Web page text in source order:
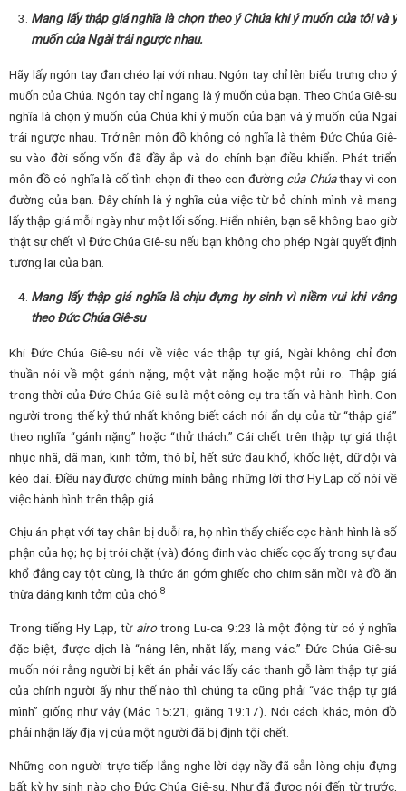
Mang lấy thập giá nghĩa là chọn theo ý Chúa khi ý muốn của tôi và ý
muốn của Ngài trái ngược nhau.
Hãy lấy ngón tay đan chéo lại với nhau. Ngón tay chỉ lên biểu trưng cho ý
muốn của Chúa. Ngón tay chỉ ngang là ý muốn của bạn. Theo Chúa Giê-su
nghĩa là chọn ý muốn của Chúa khi ý muốn của bạn và ý muốn của Ngài
trái ngược nhau. Trở nên môn đồ không có nghĩa là thêm Đức Chúa Giê-
su vào đời sống vốn đã đầy ắp và do chính bạn điều khiển. Phát triển
môn đồ có nghĩa là cố tình chọn đi theo con đường của Chúathay vì con
đường của bạn. Đây chính là ý nghĩa của việc từ bỏ chính mình và mang
lấy thập giá mỗi ngày như một lối sống. Hiển nhiên, bạn sẽ không bao giờ
thật sự chết vì Đức Chúa Giê-su nếu bạn không cho phép Ngài quyết định
tương lai của bạn.
Mang lấy thập giá nghĩa là chịu đựng hy sinh vì niềm vui khi vâng
theo Đức Chúa Giê-su
Khi Đức Chúa Giê-su nói về việc vác thập tự giá, Ngài không chỉ đơn
thuần nói về một gánh nặng, một vật nặng hoặc một rủi ro. Thập giá
trong thời của Đức Chúa Giê-su là một công cụ tra tấn và hành hình. Con
người trong thế kỷ thứ nhất không biết cách nói ẩn dụ của từ “thập giá”
theo nghĩa “gánh nặng” hoặc “thử thách.” Cái chết trên thập tự giá thật
nhục nhã, dã man, kinh tởm, thô bỉ, hết sức đau khổ, khốc liệt, dữ dội và
kéo dài. Điều này được chứng minh bằng những lời thơ Hy Lạp cổ nói về
việc hành hình trên thập giá.
Chịu án phạt với tay chân bị duỗi ra, họ nhìn thấy chiếc cọc hành hình là số
phận của họ; họ bị trói chặt (và) đóng đinh vào chiếc cọc ấy trong sự đau
khổ đắng cay tột cùng, là thức ăn gớm ghiếc cho chim săn mồi và đồ ăn
thừa đáng kinh tởm của chó.8
Trong tiếng Hy Lạp, từ airotrong Lu-ca 9:23 là một động từ có ý nghĩa
đặc biệt, được dịch là “nâng lên, nhặt lấy, mang vác.” Đức Chúa Giê-su
muốn nói rằng người bị kết án phải vác lấy các thanh gỗ làm thập tự giá
của chính người ấy như thế nào thì chúng ta cũng phải “vác thập tự giá
mình” giống như vậy (Mác 15:21; giăng 19:17). Nói cách khác, môn đồ
phải nhận lấy địa vị của một người đã bị định tội chết.
Những con người trực tiếp lắng nghe lời dạy nầy đã sẵn lòng chịu đựng
bất kỳ hy sinh nào cho Đức Chúa Giê-su. Như đã được nói đến từ trước,